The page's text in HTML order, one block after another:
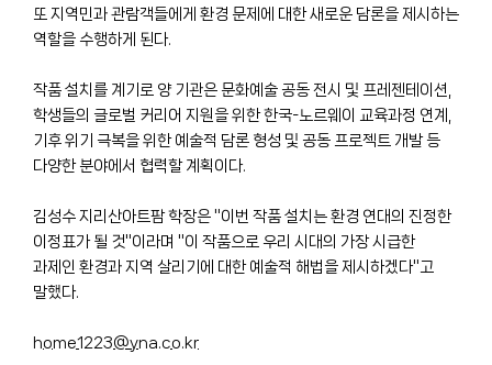
또 지역민과 관람객들에게 환경 문제에 대한 새로운 담론을 제시하는
역할을 수행하게 된다.
작품 설치를 계기로 양 기관은 문화예술 공동 전시 및 프레젠테이션,
학생들의 글로벌 커리어 지원을 위한 한국-노르웨이 교육과정 연계,
기후 위기 극복을 위한 예술적 담론 형성 및 공동 프로젝트 개발 등
다양한 분야에서 협력할 계획이다.
김성수 지리산아트팜 학장은 "이번 작품 설치는 환경 연대의 진정한
이정표가 될 것"이라며 "이 작품으로 우리 시대의 가장 시급한
과제인 환경과 지역 살리기에 대한 예술적 해법을 제시하겠다"고
말했다.
home1223@yna.co.kr